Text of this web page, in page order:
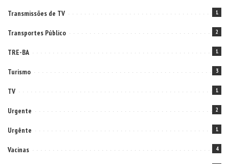
Transmissões de TV 1
Transportes Público 2
TRE-BA 1
Turismo 3
TV 1
Urgente 2
Urgênte 1
Vacinas 4